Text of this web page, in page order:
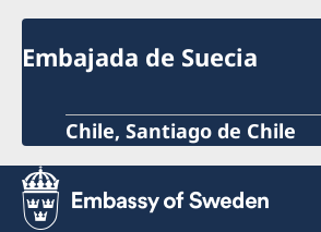
Embajada de Suecia
Chile, Santiago de Chile